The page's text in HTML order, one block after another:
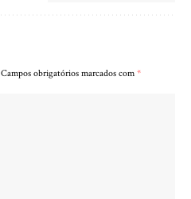
Campos obrigatórios marcados com *